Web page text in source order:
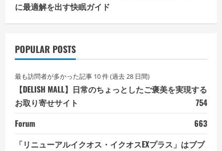
に最適解を出す快眠ガイド
POPULAR POSTS
最も訪問者が多かった記事 10 件 (過去 28 日間)
【DELISH MALL】日常のちょっとしたご褒美を実現する
お取り寄せサイト
754
Forum
663
「リニューアルイクオス・イクオスEXプラス」はブブ